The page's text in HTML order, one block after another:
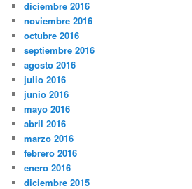
diciembre 2016
noviembre 2016
octubre 2016
septiembre 2016
agosto 2016
julio 2016
junio 2016
mayo 2016
abril 2016
marzo 2016
febrero 2016
enero 2016
diciembre 2015